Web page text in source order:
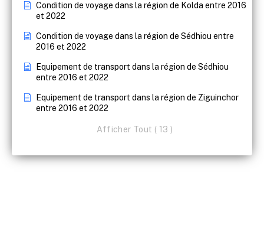
Condition de voyage dans la région de Kolda entre 2016
et 2022
Condition de voyage dans la région de Sédhiou entre
2016 et 2022
Equipement de transport dans la région de Sédhiou
entre 2016 et 2022
Equipement de transport dans la région de Ziguinchor
entre 2016 et 2022
Afficher Tout ( 13 )